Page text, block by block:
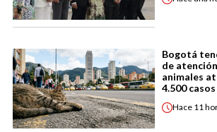
Bogotá
de
animales
4.500
Hace 11